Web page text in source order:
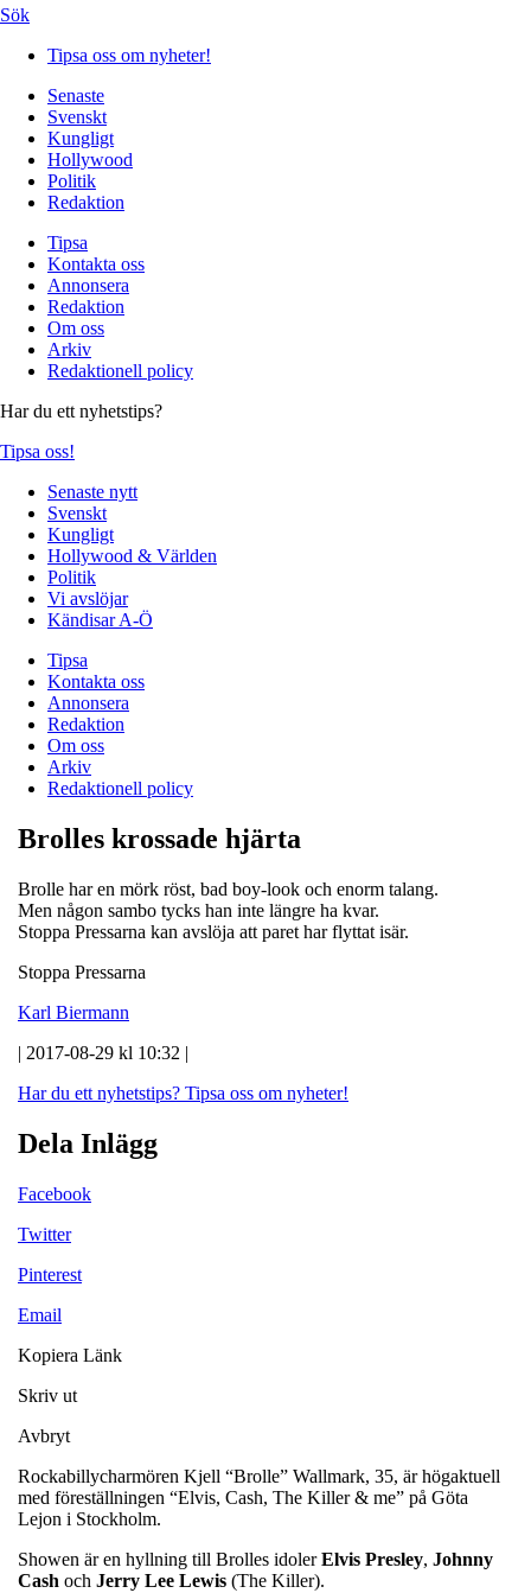
Sök
Tipsa oss om nyheter!
Senaste
Svenskt
Kungligt
Hollywood
Politik
Redaktion
Tipsa
Kontakta oss
Annonsera
Redaktion
Om oss
Arkiv
Redaktionell policy
Har du ett nyhetstips?
Tipsa oss!
Senaste nytt
Svenskt
Kungligt
Hollywood & Världen
Politik
Vi avslöjar
Kändisar A-Ö
Tipsa
Kontakta oss
Annonsera
Redaktion
Om oss
Arkiv
Redaktionell policy
Brolles krossade hjärta
Brolle har en mörk röst, bad boy-look och enorm talang.
Men någon sambo tycks han inte längre ha kvar.
Stoppa Pressarna kan avslöja att paret har flyttat isär.
Stoppa Pressarna
Karl Biermann
| 2017-08-29 kl 10:32 |
Har du ett nyhetstips? Tipsa oss om nyheter!
Dela Inlägg
Facebook
Twitter
Pinterest
Email
Kopiera Länk
Skriv ut
Avbryt
Rockabillycharmören Kjell “Brolle” Wallmark, 35, är högaktuell
med föreställningen “Elvis, Cash, The Killer & me” på Göta
Lejon i Stockholm.
Showen är en hyllning till Brolles idolerElvis Presley, Johnny
Cash och Jerry Lee Lewis (The Killer).